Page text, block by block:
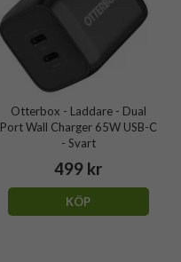
Otterbox - Laddare - Dual
Port Wall Charger 65W USB-C
- Svart
499 kr
KÖP